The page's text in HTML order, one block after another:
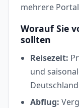
mehrere
Worauf Sie
sollten
Reisezeit:
und
Abflug: